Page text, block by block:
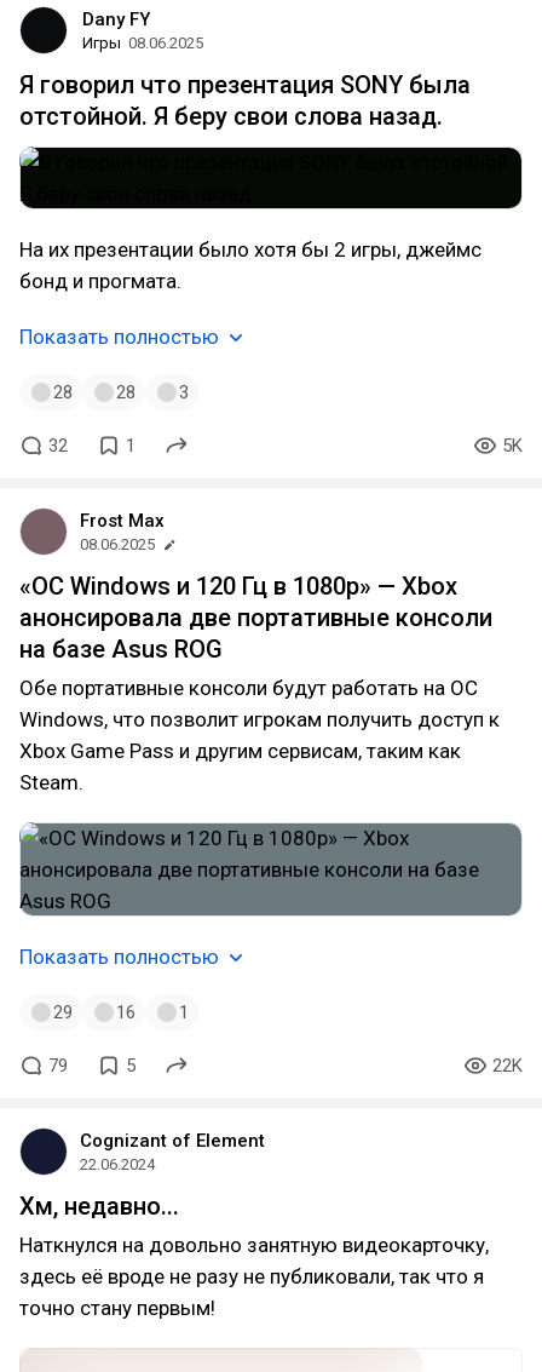
Dany FY
Игры 08.06.2025
Я говорил что презентация SONY была
отстойной. Я беру свои слова назад.
На их презентации было хотя бы 2 игры, джеймс
бонд и прогмата.
Показать полностью
28 28 3
32 1 5K
Frost Max
08.06.2025
«ОС Windows и 120 Гц в 1080p» — Xbox
анонсировала две портативные консоли
на базе Asus ROG
Обе портативные консоли будут работать на ОС
Windows, что позволит игрокам получить доступ к
Xbox Game Pass и другим сервисам, таким как
Steam.
Показать полностью
29 16 1
79 5 22K
Cognizant of Element
22.06.2024
Хм, недавно...
Наткнулся на довольно занятную видеокарточку,
здесь её вроде не разу не публиковали, так что я
точно стану первым!